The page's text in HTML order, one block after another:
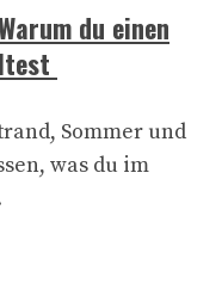
du einen
Sommer und
was du im